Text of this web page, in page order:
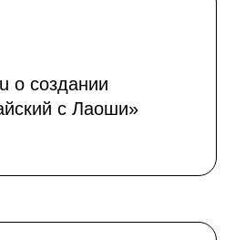
о создании
с Лаоши»